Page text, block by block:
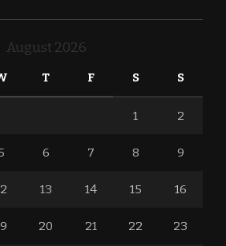
August 2026
T F S S
1 2
6 7 8 9
13 14 15 16
20 21 22 23